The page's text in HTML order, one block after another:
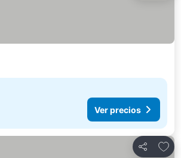
Ver precios
Compartir